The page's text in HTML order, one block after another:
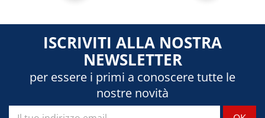
ISCRIVITI ALLA NOSTRA
NEWSLETTER
per essere i primi a conoscere tutte le
nostre novità